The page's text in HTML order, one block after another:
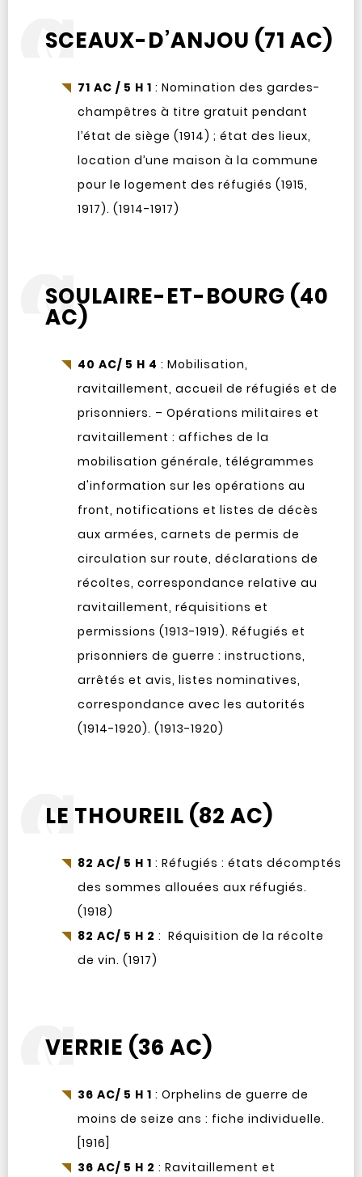
SCEAUX-D’ANJOU (71 AC)
71 AC / 5 H 1 : Nomination des gardes-
champêtres à titre gratuit pendant
l’état de siège (1914) ; état des lieux,
location d’une maison à la commune
pour le logement des réfugiés (1915,
1917). (1914-1917)
SOULAIRE-ET-BOURG (40
AC)
40 AC/ 5 H 4 : Mobilisation,
ravitaillement, accueil de réfugiés et de
prisonniers. – Opérations militaires et
ravitaillement : affiches de la
mobilisation générale, télégrammes
d'information sur les opérations au
front, notifications et listes de décès
aux armées, carnets de permis de
circulation sur route, déclarations de
récoltes, correspondance relative au
ravitaillement, réquisitions et
permissions (1913-1919). Réfugiés et
prisonniers de guerre : instructions,
arrêtés et avis, listes nominatives,
correspondance avec les autorités
(1914-1920). (1913-1920)
LE THOUREIL (82 AC)
82 AC/ 5 H 1 : Réfugiés : états décomptés
des sommes allouées aux réfugiés.
(1918)
82 AC/ 5 H 2 : Réquisition de la récolte
de vin. (1917)
VERRIE (36 AC)
36 AC/ 5 H 1 : Orphelins de guerre de
moins de seize ans : fiche individuelle.
[1916]
36 AC/ 5 H 2 : Ravitaillement et